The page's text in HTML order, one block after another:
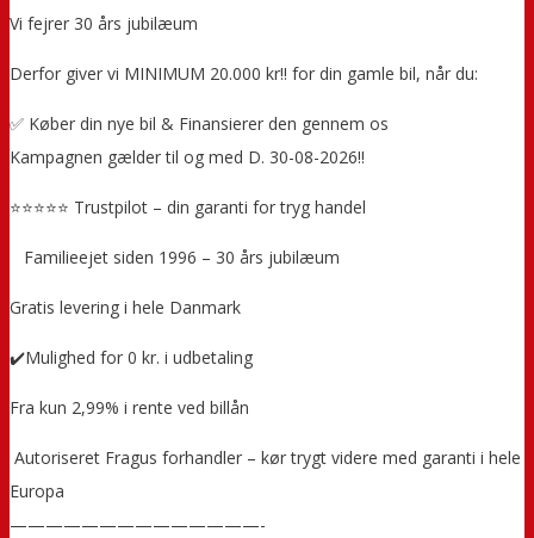
Vi fejrer 30 års jubilæum
Derfor giver vi MINIMUM 20.000 kr!! for din gamle bil, når du:
✅ Køber din nye bil & Finansierer den gennem os
Kampagnen gælder til og med D. 30-08-2026!!
⭐⭐⭐⭐⭐ Trustpilot – din garanti for tryg handel
‍ ‍ ‍ Familieejet siden 1996 – 30 års jubilæum
Gratis levering i hele Danmark
✔️Mulighed for 0 kr. i udbetaling
Fra kun 2,99% i rente ved billån
️ Autoriseret Fragus forhandler – kør trygt videre med garanti i hele
Europa
——————————————-